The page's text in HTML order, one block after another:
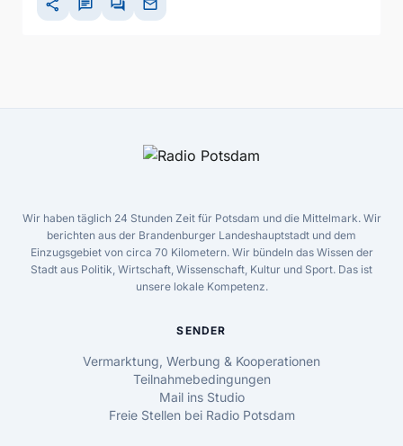
share chat forum mail
Wir haben täglich 24 Stunden Zeit für Potsdam und die Mittelmark. Wir
berichten aus der Brandenburger Landeshauptstadt und dem
Einzugsgebiet von circa 70 Kilometern. Wir bündeln das Wissen der
Stadt aus Politik, Wirtschaft, Wissenschaft, Kultur und Sport. Das ist
unsere lokale Kompetenz.
SENDER
Vermarktung, Werbung & Kooperationen
Teilnahmebedingungen
Mail ins Studio
Freie Stellen bei Radio Potsdam